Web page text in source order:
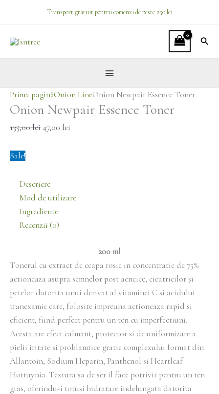
Transport gratuit pentru comenzi de peste 250 lei
Prima paginăOnion LineOnion Newpair Essence Toner
Onion Newpair Essence Toner
135,00lei
135,00 lei.
47,00 lei
Sale!
Descriere
Mod de utilizare
Ingrediente
Recenzii (0)
200 ml
Tonerul cu extract de ceapa rosie in concentratie de 75%
actioneaza asupra semnelor post acneice, cicatricilor și
petelor datorita unui derivat al vitaminei C si acidului
tranexamic care, folosite impreuna actioneaza rapid si
eficient, fiind perfect pentru un ten cu imperfectiuni.
Acesta are efect calmant, protector si de uniformizare a
pielii iritate si problamtice gratie complexului format din
Allantoin, Sodium Heparin, Panthenol si Heartleaf
Hottuynia. Textura sa de ser il face potrivit pentru un ten
gras, oferindu-i totusi hidratare indelungata datorita